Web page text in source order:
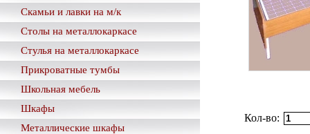
Скамьи и лавки на м/к
Столы на металлокаркасе
Стулья на металлокаркасе
Прикроватные тумбы
Школьная мебель
Шкафы
Металлические шкафы
Кол-во: